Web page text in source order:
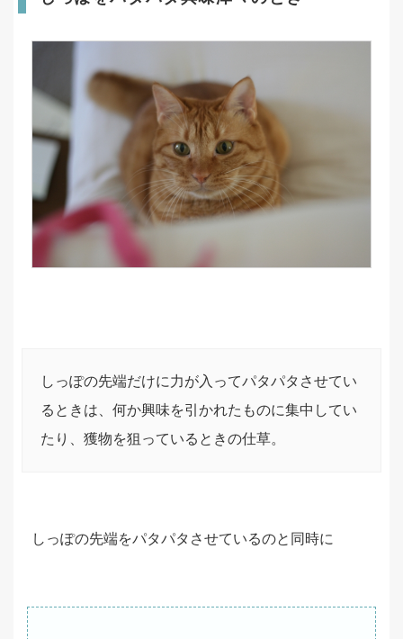
しっぽの先端だけに力が入ってパタパタさせてい
るときは、何か興味を引かれたものに集中してい
たり、獲物を狙っているときの仕草。
しっぽの先端をパタパタさせているのと同時に